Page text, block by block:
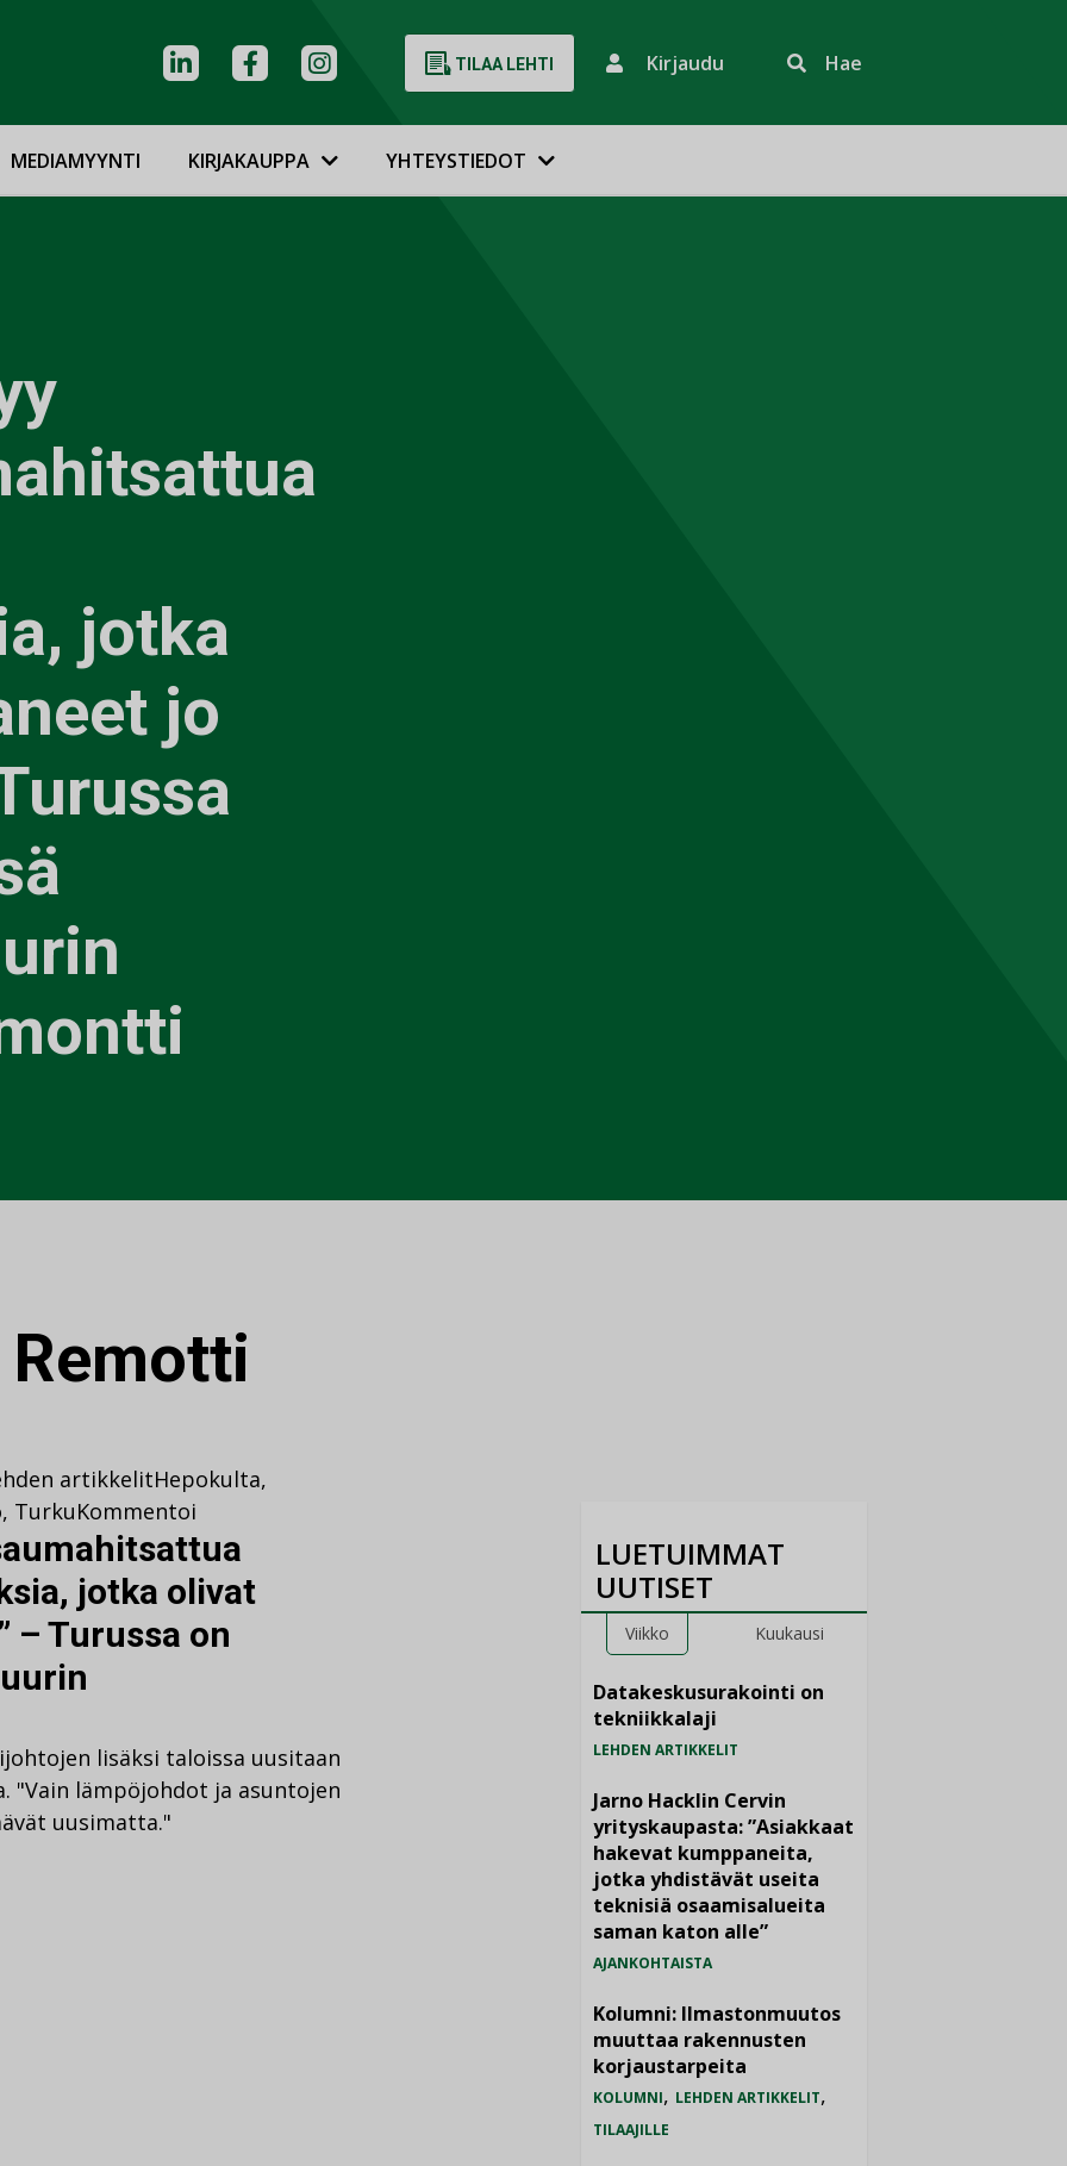
TILAA LEHTI Kirjaudu Hae
MEDIAMYYNTI KIRJAKAUPPA YHTEYSTIEDOT
jotka
jo
Remotti
artikkelitHepokulta,
, TurkuKommentoi
jotka olivat
– Turussa on
lisäksi taloissa uusitaan
"Vain lämpöjohdot ja asuntojen
uusimatta."
LUETUIMMAT
UUTISET
Viikko Kuukausi
Datakeskusurakointi on
tekniikkalaji
LEHDEN ARTIKKELIT
Jarno Hacklin Cervin
yrityskaupasta: ”Asiakkaat
hakevat kumppaneita,
jotka yhdistävät useita
teknisiä osaamisalueita
saman katon alle”
AJANKOHTAISTA
Kolumni: Ilmastonmuutos
muuttaa rakennusten
korjaustarpeita
KOLUMNI, LEHDEN ARTIKKELIT,
TILAAJILLE